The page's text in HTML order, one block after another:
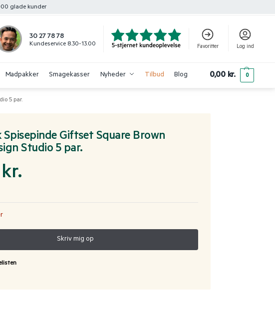
glade kunder
30 27 78 78
Kundeservice 8.30-13.00 Favoritter Log ind
Madpakker Smagekasser Nyheder Tilbud Blog 0,00 kr. 0
5 par.
Spisepinde Giftset Square Brown
Studio 5 par.
kr.